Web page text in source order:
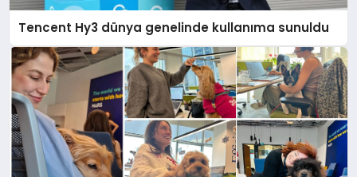
Tencent Hy3 dünya genelinde kullanıma sunuldu